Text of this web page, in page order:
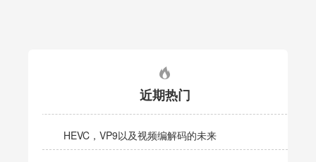
近期热门
HEVC，VP9以及视频编解码的未来